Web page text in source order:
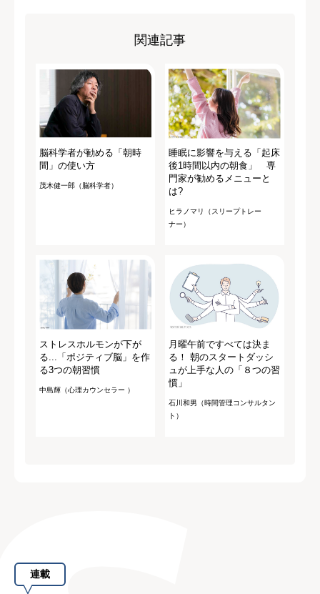
関連記事
脳科学者が勧める「朝時
間」の使い方
茂木健一郎（脳科学者）
睡眠に影響を与える「起床
後1時間以内の朝食」 専
門家が勧めるメニューと
は?
ヒラノマリ（スリープトレー
ナー）
ストレスホルモンが下が
る...「ポジティブ脳」を作
る3つの朝習慣
中島輝（心理カウンセラー ）
月曜午前ですべては決ま
る！ 朝のスタートダッシ
ュが上手な人の「８つの習
慣」
石川和男（時間管理コンサルタン
ト）
連載